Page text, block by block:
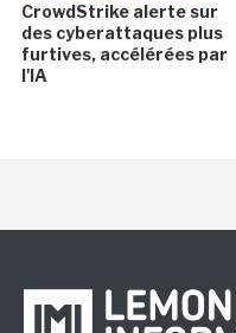
CrowdStrike alerte sur
des cyberattaques plus
furtives, accélérées par
l'IA